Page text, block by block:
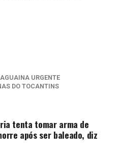
URGENTE
DO TOCANTINS
tenta tomar arma de
após ser baleado, diz